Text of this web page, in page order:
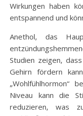
Wirkungen haben
entspannend und
Anethol, das
Studien zeigen,
Gehirn fördern
„Wohlfühlhormon“
Niveau kann die
reduzieren, was